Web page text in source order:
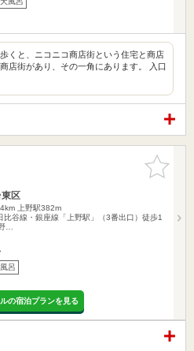
くと、ニコニコ商店街という住宅と商店
店街があり、その一角にあります。 入口
お気に入
りに追加
区
上野駅382m
比谷線・銀座線「上野駅」（3番出口）徒歩1
…
呂
の宿泊プランを見る